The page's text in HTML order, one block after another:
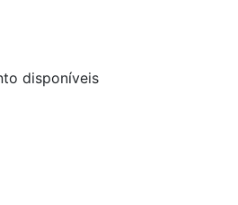
disponíveis